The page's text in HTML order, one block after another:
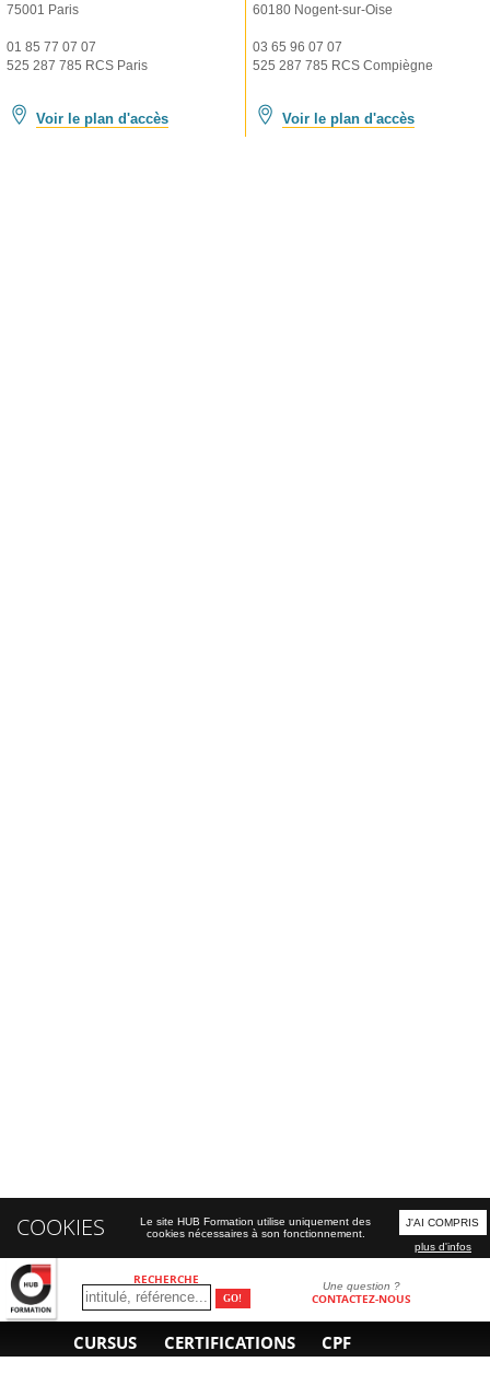
RECHERCHE Une question ?
CONTACTEZ-NOUS
CURSUS CERTIFICATIONS CPF
75001 Paris
01 85 77 07 07
525 287 785 RCS Paris
Voir le plan d'accès
60180 Nogent-sur-Oise
03 65 96 07 07
525 287 785 RCS Compiègne
Voir le plan d'accès
COOKIES
Le site HUB Formation utilise uniquement des
cookies nécessaires à son fonctionnement.
J'AI COMPRIS
plus d'infos